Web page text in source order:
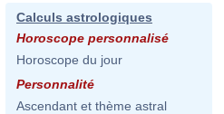
Calculs astrologiques
Horoscope personnalisé
Horoscope du jour
Personnalité
Ascendant et thème astral